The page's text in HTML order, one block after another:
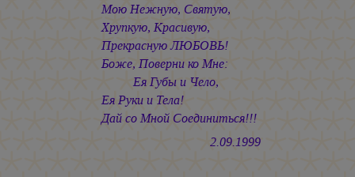
Мою Нежную, Святую,
Хрупкую, Красивую,
Прекрасную ЛЮБОВЬ!
Боже, Поверни ко Мне:
Ея Губы и Чело,
Ея Руки и Тела!
Дай со Мной Соединиться!!!
2.09.1999